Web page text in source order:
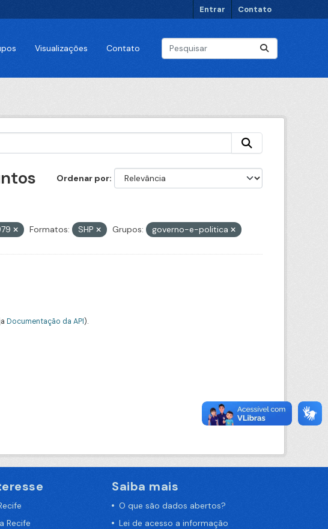
Entrar Contato
Visualizações Contato
Ordenar por
Formatos: SHP Grupos: governo-e-politica
Documentação da API).
Recife
Saiba mais
O que são dados abertos?
Lei de acesso a informação